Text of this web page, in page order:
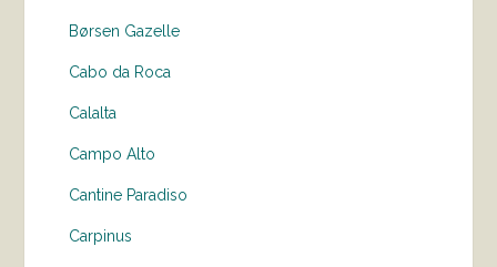
Børsen Gazelle
Cabo da Roca
Calalta
Campo Alto
Cantine Paradiso
Carpinus